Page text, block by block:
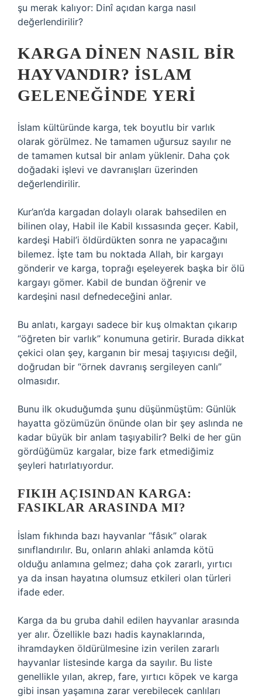
şu merak kalıyor: Dinî açıdan karga nasıl
değerlendirilir?
KARGA DINEN NASIL BIR
HAYVANDIR? İSLAM
GELENEĞINDE YERI
İslam kültüründe karga, tek boyutlu bir varlık
olarak görülmez. Ne tamamen uğursuz sayılır ne
de tamamen kutsal bir anlam yüklenir. Daha çok
doğadaki işlevi ve davranışları üzerinden
değerlendirilir.
Kur’an’da kargadan dolaylı olarak bahsedilen en
bilinen olay, Habil ile Kabil kıssasında geçer. Kabil,
kardeşi Habil’i öldürdükten sonra ne yapacağını
bilemez. İşte tam bu noktada Allah, bir kargayı
gönderir ve karga, toprağı eşeleyerek başka bir ölü
kargayı gömer. Kabil de bundan öğrenir ve
kardeşini nasıl defnedeceğini anlar.
Bu anlatı, kargayı sadece bir kuş olmaktan çıkarıp
“öğreten bir varlık” konumuna getirir. Burada dikkat
çekici olan şey, karganın bir mesaj taşıyıcısı değil,
doğrudan bir “örnek davranış sergileyen canlı”
olmasıdır.
Bunu ilk okuduğumda şunu düşünmüştüm: Günlük
hayatta gözümüzün önünde olan bir şey aslında ne
kadar büyük bir anlam taşıyabilir? Belki de her gün
gördüğümüz kargalar, bize fark etmediğimiz
şeyleri hatırlatıyordur.
FIKIH AÇISINDAN KARGA:
FASIKLAR ARASINDA MI?
İslam fıkhında bazı hayvanlar “fâsık” olarak
sınıflandırılır. Bu, onların ahlaki anlamda kötü
olduğu anlamına gelmez; daha çok zararlı, yırtıcı
ya da insan hayatına olumsuz etkileri olan türleri
ifade eder.
Karga da bu gruba dahil edilen hayvanlar arasında
yer alır. Özellikle bazı hadis kaynaklarında,
ihramdayken öldürülmesine izin verilen zararlı
hayvanlar listesinde karga da sayılır. Bu liste
genellikle yılan, akrep, fare, yırtıcı köpek ve karga
gibi insan yaşamına zarar verebilecek canlıları